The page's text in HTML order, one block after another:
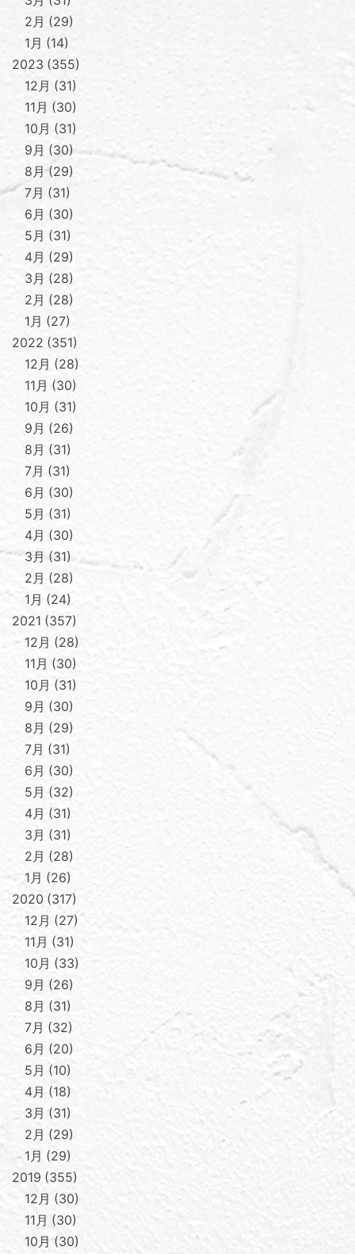
2月
29
1月
14
2023 355
12月
31
11月
30
10月
31
9月
30
8月
29
7月
31
6月
30
5月
31
4月
29
3月
28
2月
28
1月
27
2022 351
12月
28
11月
30
10月
31
9月
26
8月
31
7月
31
6月
30
5月
31
4月
30
3月
31
2月
28
1月
24
2021 357
12月
28
11月
30
10月
31
9月
30
8月
29
7月
31
6月
30
5月
32
4月
31
3月
31
2月
28
1月
26
2020 317
12月
27
11月
31
10月
33
9月
26
8月
31
7月
32
6月
20
5月
10
4月
18
3月
31
2月
29
1月
29
2019 355
12月
30
11月
30
10月
30